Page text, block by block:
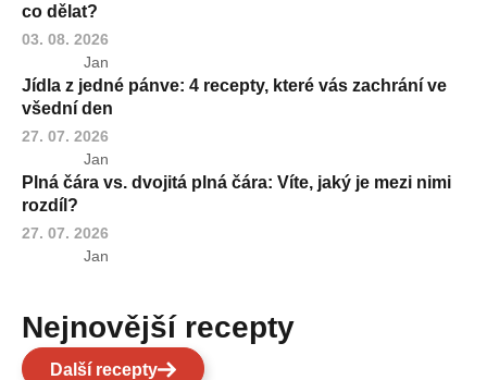
co dělat?
03. 08. 2026
Jan
Jídla z jedné pánve: 4 recepty, které vás zachrání ve
všední den
27. 07. 2026
Jan
Plná čára vs. dvojitá plná čára: Víte, jaký je mezi nimi
rozdíl?
27. 07. 2026
Jan
Nejnovější recepty
Další recepty